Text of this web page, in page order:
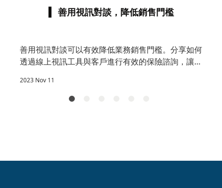
▍ 善用視訊對談，降低銷售門檻
善用視訊對談可以有效降低業務銷售門檻。分享如何
透過線上視訊工具與客戶進行有效的保險諮詢，讓距
2023 Nov 11